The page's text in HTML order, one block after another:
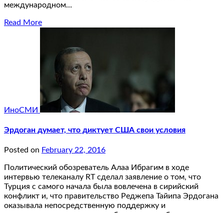
международном…
Read More
ИноСМИ
Эрдоган думает, что диктует США свои условия
Posted on February 22, 2016
Политический обозреватель Алаа Ибрагим в ходе
интервью телеканалу RT сделал заявление о том, что
Турция с самого начала была вовлечена в сирийский
конфликт и, что правительство Реджепа Тайипа Эрдогана
оказывала непосредственную поддержку и